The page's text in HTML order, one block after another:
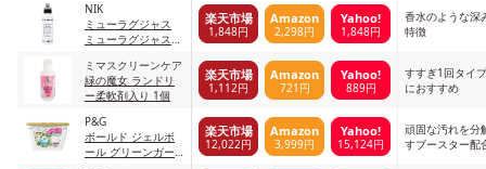
NIK
ミューラグジャス
ミューラグジャス
R
楽天市場
1,848円
Amazon
2,298円
Yahoo!
1,848円
香水のような深
特徴
ミマスクリーンケア
緑の魔女 ランドリ
ー柔軟剤入り 1個
楽天市場
1,112円
Amazon
721円
Yahoo!
889円
すすぎ1回タイ
におすすめ
P&G
ボールド ジェルボ
ール グリーンガー
楽天市場
12,022円
Amazon
3,999円
Yahoo!
15,124円
頑固な汚れを分
すブースター配